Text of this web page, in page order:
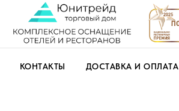
КОНТАКТЫ ДОСТАВКА И ОПЛАТА